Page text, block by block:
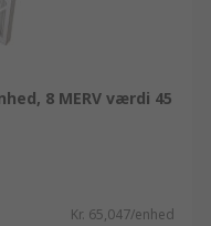
8 MERV værdi 45
Kr. 65,047/enhed